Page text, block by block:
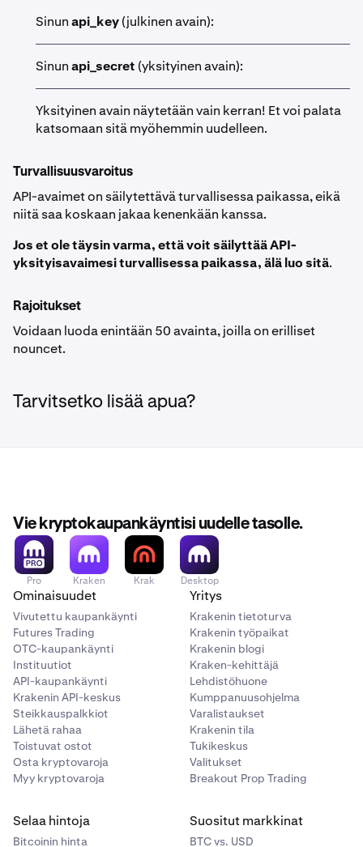
Sinunapi_key(julkinen avain):
Sinunapi_secret (yksityinen avain):
Yksityinen avain näytetään vain kerran! Et voi palata
katsomaan sitä myöhemmin uudelleen.
Turvallisuusvaroitus
API-avaimet on säilytettävä turvallisessa paikassa, eikä
niitä saa koskaan jakaa kenenkään kanssa.
Jos et ole täysin varma, että voit säilyttää API-
yksityisavaimesi turvallisessa paikassa, älä luo sitä.
Rajoitukset
Voidaan luoda enintään 50 avainta, joilla on erilliset
nouncet.
Tarvitsetko lisää apua?
Vie kryptokaupankäyntisi uudelle tasolle.
Pro Kraken Krak Desktop
Ominaisuudet
Vivutettu kaupankäynti
Futures Trading
OTC-kaupankäynti
Instituutiot
API-kaupankäynti
Krakenin API-keskus
Steikkauspalkkiot
Lähetä rahaa
Toistuvat ostot
Osta kryptovaroja
Myy kryptovaroja
Yritys
Krakenin tietoturva
Krakenin työpaikat
Krakenin blogi
Kraken-kehittäjä
Lehdistöhuone
Kumppanuusohjelma
Varalistaukset
Krakenin tila
Tukikeskus
Valitukset
Breakout Prop Trading
Selaa hintoja
Bitcoinin hinta
Suositut markkinat
BTC vs. USD